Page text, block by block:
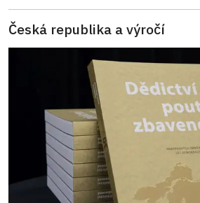
Česká republika a výročí